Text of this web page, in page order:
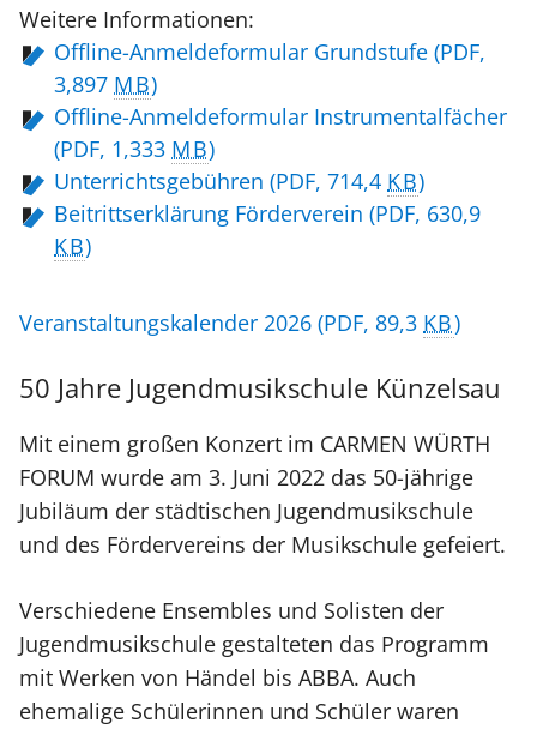
Weitere Informationen:
Offline-Anmeldeformular Grundstufe (PDF,
3,897 MB)
Offline-Anmeldeformular Instrumentalfächer
(PDF, 1,333 MB)
Unterrichtsgebühren (PDF, 714,4 KB)
Beitrittserklärung Förderverein (PDF, 630,9
KB)
Veranstaltungskalender 2026 (PDF, 89,3 KB)
50 Jahre Jugendmusikschule Künzelsau
Mit einem großen Konzert im CARMEN WÜRTH
FORUM wurde am 3. Juni 2022 das 50-jährige
Jubiläum der städtischen Jugendmusikschule
und des Fördervereins der Musikschule gefeiert.
Verschiedene Ensembles und Solisten der
Jugendmusikschule gestalteten das Programm
mit Werken von Händel bis ABBA. Auch
ehemalige Schülerinnen und Schüler waren